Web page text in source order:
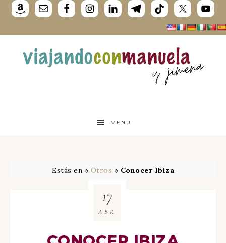
MENU
Estás en » Otros » Conocer Ibiza
17
ABR